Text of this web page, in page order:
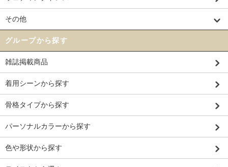
その他
グループから探す
雑誌掲載商品
着用シーンから探す
骨格タイプから探す
パーソナルカラーから探す
色や形状から探す